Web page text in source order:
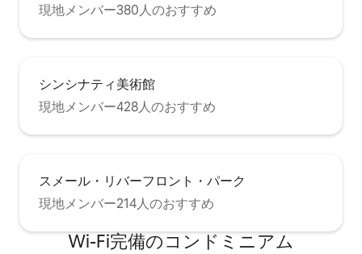
現地メンバー380人のおすすめ
シンシナティ美術館
現地メンバー428人のおすすめ
スメール・リバーフロント・パーク
現地メンバー214人のおすすめ
Wi-Fi完備のコンドミニアム